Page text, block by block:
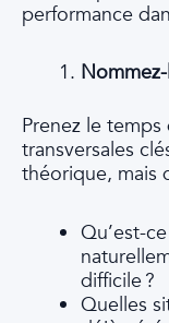
performance
Prenez le
transversales
théorique, mais
Qu’est-
difficile ?
Quelles